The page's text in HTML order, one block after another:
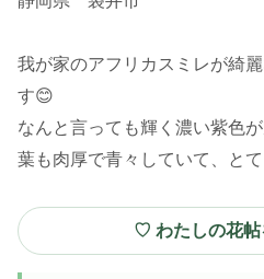
我が家のアフリカスミレが綺
す😊
なんと言っても輝く濃い紫色
葉も肉厚で青々していて、と
♡ わたしの花帖